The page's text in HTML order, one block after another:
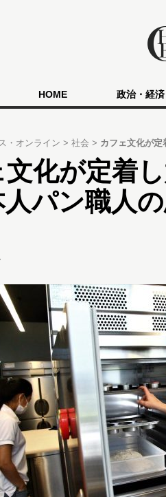
HOME 政治・経済
・オンライン 社会 カフェ文化が
文化が定着
人パン職人